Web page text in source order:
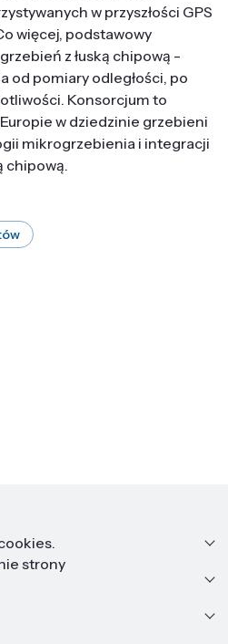
w przyszłości GPS
więcej, podstawowy
z łuską chipową -
od pomiary odległości, po
Konsorcjum to
w dziedzinie grzebieni
mikrogrzebienia i integracji
chipową.
strony